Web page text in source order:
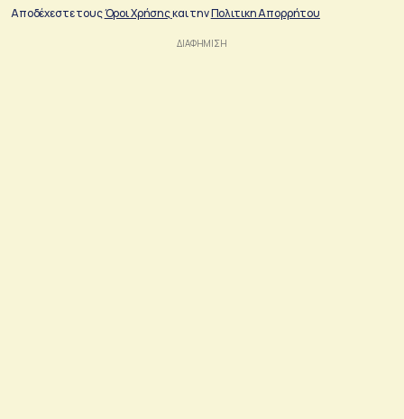
Αποδέχεστε τουςΌροι Χρήσηςκαι τηνΠολιτικη Απορρήτου